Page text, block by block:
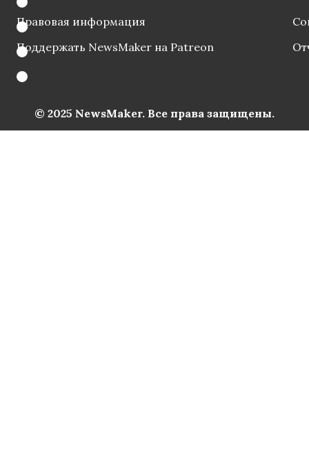
Правовая информация
Поддержать NewsMaker на Patreon
© 2025 NewsMaker. Все права защищены.